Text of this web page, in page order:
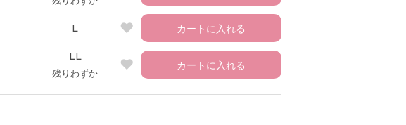
L カートに入れる
LL
残りわずか
カートに入れる